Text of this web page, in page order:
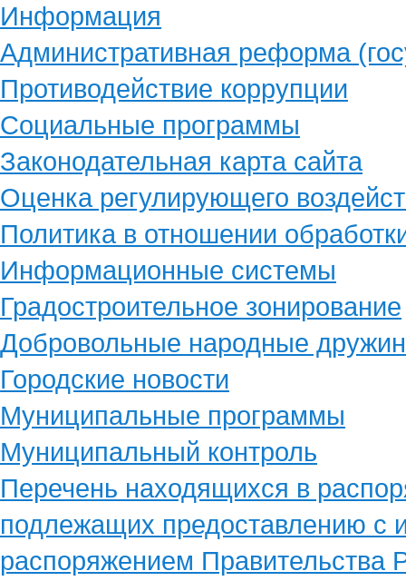
Информация
Административная реформа
Противодействие коррупции
Социальные программы
Законодательная карта сайта
Оценка регулирующего
Политика в отношении
Информационные системы
Градостроительное зонирование
Добровольные народные
Городские новости
Муниципальные программы
Муниципальный контроль
Перечень находящихся в
подлежащих предоставлению с
распоряжением